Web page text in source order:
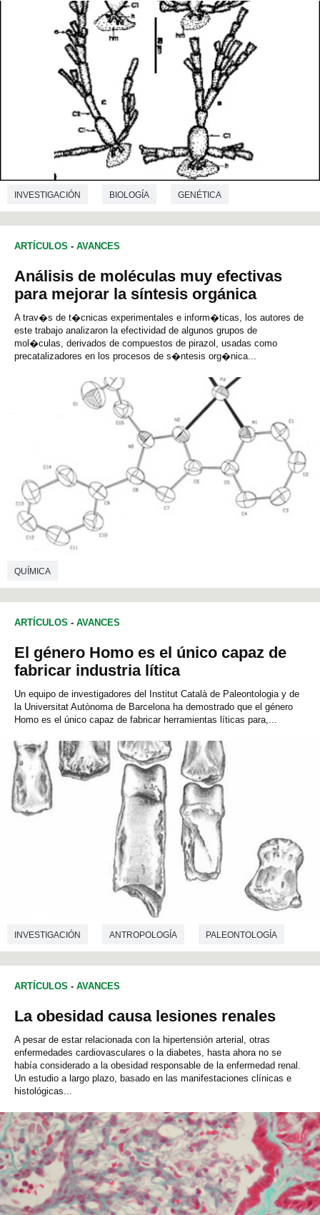
INVESTIGACIÓN BIOLOGÍA GENÉTICA
ARTÍCULOS - AVANCES
Análisis de moléculas muy efectivas
para mejorar la síntesis orgánica
A trav�s de t�cnicas experimentales e inform�ticas, los autores de
este trabajo analizaron la efectividad de algunos grupos de
mol�culas, derivados de compuestos de pirazol, usadas como
precatalizadores en los procesos de s�ntesis org�nica...
QUÍMICA
ARTÍCULOS - AVANCES
El género Homo es el único capaz de
fabricar industria lítica
Un equipo de investigadores del Institut Català de Paleontologia y de
la Universitat Autònoma de Barcelona ha demostrado que el género
Homo es el único capaz de fabricar herramientas líticas para,...
INVESTIGACIÓN ANTROPOLOGÍA PALEONTOLOGÍA
ARTÍCULOS - AVANCES
La obesidad causa lesiones renales
A pesar de estar relacionada con la hipertensión arterial, otras
enfermedades cardiovasculares o la diabetes, hasta ahora no se
había considerado a la obesidad responsable de la enfermedad renal.
Un estudio a largo plazo, basado en las manifestaciones clínicas e
histológicas...